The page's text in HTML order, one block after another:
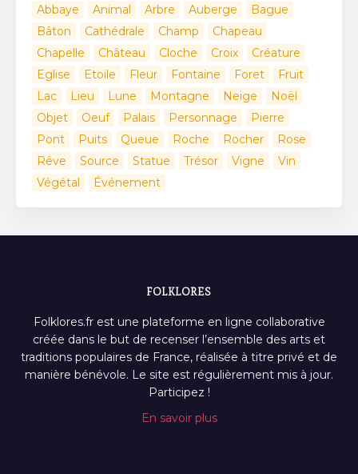
Abbaye Animal Arbre Auberge
Bague
Bâton
Cathédrale Champ
Chapeau
Chapelle
Château Cloche Croix
Créature
Eglise
Etoile Fleur Fontaine Foret
Fruit
Lac
Lieu Lune Montagne Neige
Noël
Objet
Oeuf Palais Personnage
Pierre
Pont
Puits Queue Roche Rocher
Rose
Rêve
Source Statue Trésor Vigne
Vin
Végétal
Événement
FOLKLORES
Folklores.fr est une plateforme en ligne collaborative
créée dans le but de recenser l’ensemble des arts et
traditions populaires de France, réalisée à titre privé et de
manière bénévole. Le site est régulièrement mis à jour.
Participez !
En savoir plus